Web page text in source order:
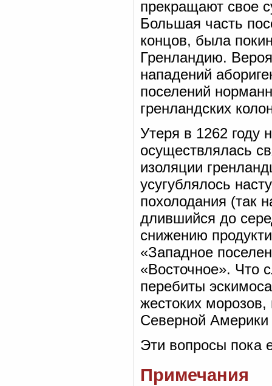
прекращают свое
Большая часть
концов, была
Гренландию.
нападений
поселений
гренландских
Утеря в 1262 году
осуществлялась
изоляции
усугублялось
похолодания (так
длившийся до
снижению
«Западное
«Восточное». Что
перебиты
жестоких морозов,
Северной Америки
Эти вопросы пока
Примечания